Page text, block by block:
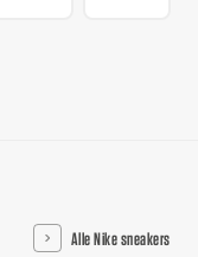
Alle Nike sneakers